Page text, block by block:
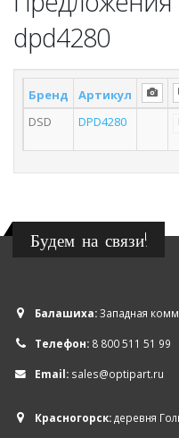
dpd4280
Бренд Артикул
DSD
DPD4280
Будем на связи!
Балашиха:Западная
Телефон: 8 800 511 51 99
Email: sales@optipart.ru
Красногорск:деревня